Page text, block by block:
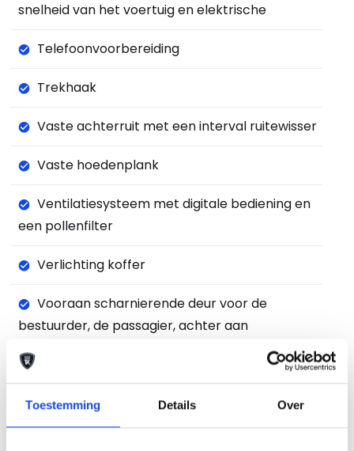
Toestemming Details Over
snelheid van het voertuig en elektrische
Telefoonvoorbereiding
Trekhaak
Vaste achterruit met een interval ruitewisser
Vaste hoedenplank
Ventilatiesysteem met digitale bediening en
een pollenfilter
Verlichting koffer
Vooraan scharnierende deur voor de
bestuurder, de passagier, achter aan
bestuurderzijde en achter aan passagier
Zetelbekleding met stoffen hoofdmateriaal
en stoffen bijkomend materiaal